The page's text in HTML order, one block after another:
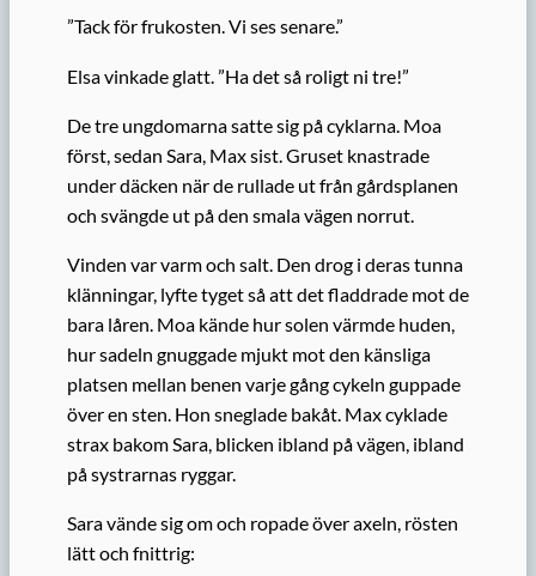
”Tack för frukosten. Vi ses senare.”
Elsa vinkade glatt. ”Ha det så roligt ni tre!”
De tre ungdomarna satte sig på cyklarna. Moa
först, sedan Sara, Max sist. Gruset knastrade
under däcken när de rullade ut från gårdsplanen
och svängde ut på den smala vägen norrut.
Vinden var varm och salt. Den drog i deras tunna
klänningar, lyfte tyget så att det fladdrade mot de
bara låren. Moa kände hur solen värmde huden,
hur sadeln gnuggade mjukt mot den känsliga
platsen mellan benen varje gång cykeln guppade
över en sten. Hon sneglade bakåt. Max cyklade
strax bakom Sara, blicken ibland på vägen, ibland
på systrarnas ryggar.
Sara vände sig om och ropade över axeln, rösten
lätt och fnittrig: